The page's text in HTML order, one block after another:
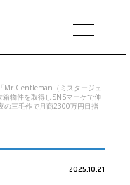
MENU
Mr.Gentleman（ミスタージェ
物件を取得しSNSマーケで伸
の三毛作で月商2300万円目指
2025.10.21